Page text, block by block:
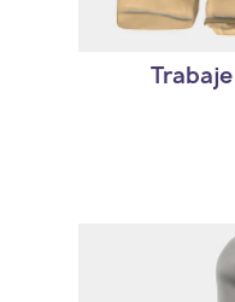
- Tambien es
digitalmente.